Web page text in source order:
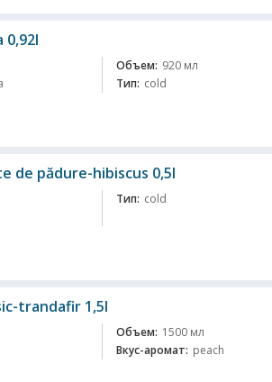
0,92l
Объем: 920 мл
Тип: cold
de pădure-hibiscus 0,5l
Тип: cold
trandafir 1,5l
Объем: 1500 мл
Вкус-аромат: peach